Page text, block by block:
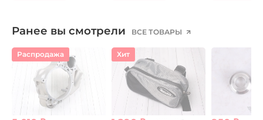
Ранее вы смотрели ВСЕ ТОВАРЫ
Распродажа Хит